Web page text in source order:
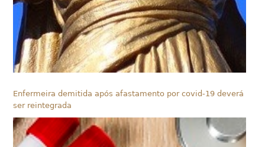
Enfermeira demitida após afastamento por covid-19 deverá
ser reintegrada